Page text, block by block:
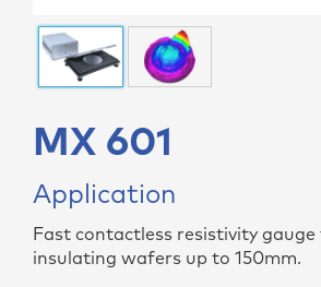
MX 601
Application
Fast contactless resistivity
insulating wafers up to 150mm.